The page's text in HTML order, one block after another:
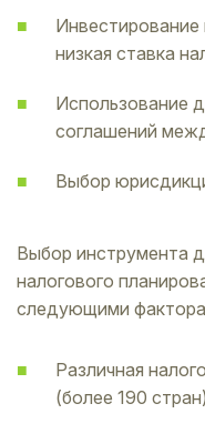
низкая ставка
Использование
соглашений
Выбор
Выбор инструмента
налогового
следующими
Различная
(более 190 стран)